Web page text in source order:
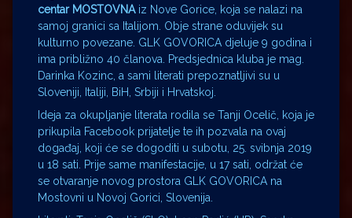
centar MOSTOVNAiz Nove Gorice, koja se nalazi na
samoj granici sa Italijom. Obje strane oduvijek su
kulturno povezane. GLK GOVORICA djeluje 9 godina i
ima približno 40 članova. Predsjednica kluba je mag.
Darinka Kozinc, a sami literati prepoznatljivi su u
Sloveniji, Italiji, BiH, Srbiji i Hrvatskoj.
Ideja za okupljanje literata rodila se Tanji Ocelič, koja je
prikupila Facebook prijatelje te ih pozvala na ovaj
događaj, koji će se dogoditi u subotu, 25. svibnja 2019
u 18 sati. Prije same manifestacije, u 17 sati, održat će
se otvaranje novog prostora GLK GOVORICA na
Mostovni u Novoj Gorici, Slovenija.